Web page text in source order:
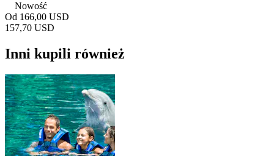
Nowość
Od 166,00 USD
157,70 USD
Inni kupili również